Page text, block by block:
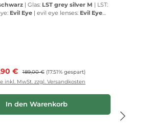
| Glas: LST grey silver M | LST:
Evil Eye | evil eye lenses: Evil Eye
€ Regulärer Preis:
189,00 € (17.51% gespart)
inkl. MwSt. zzgl. Versandkosten
In den Warenkorb